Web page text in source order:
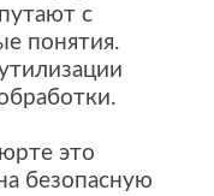
с
понятия.
это
безопасную